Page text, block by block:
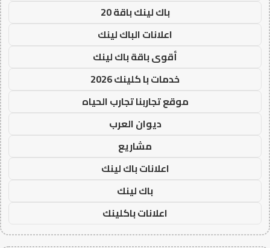
باك لينك باقة 20
اعلانات الباك لينك
أقوى باقة باك لينك
خدمات با كلينك 2026
موقع تجاربنا تجارب الحياه
ديوان العرب
مشاريع
اعلانات باك لينك
باك لينك
اعلانات باكلينك